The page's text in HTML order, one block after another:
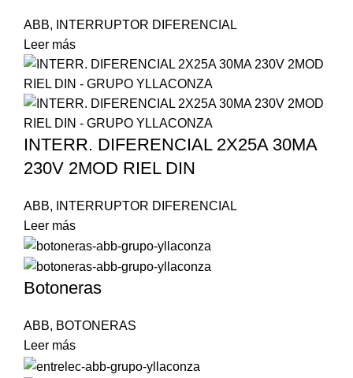
ABB,
INTERRUPTOR DIFERENCIAL
Leer más
INTERR. DIFERENCIAL 2X25A 30MA
230V 2MOD RIEL DIN
ABB,
INTERRUPTOR DIFERENCIAL
Leer más
Botoneras
ABB, BOTONERAS
Leer más